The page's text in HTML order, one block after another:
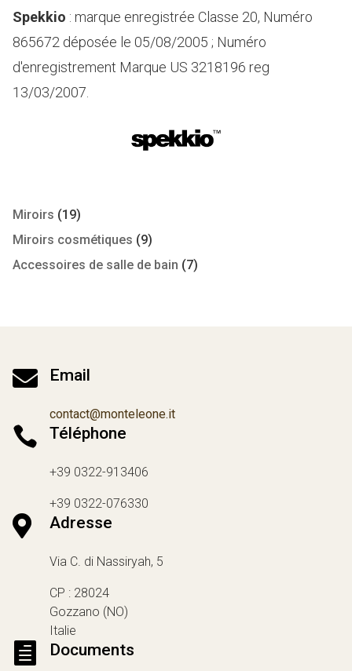
Spekkio : marque enregistrée Classe 20, Numéro
865672 déposée le 05/08/2005 ; Numéro
d'enregistrement Marque US 3218196 reg
13/03/2007.
Miroirs (19)
Miroirs cosmétiques (9)
Accessoires de salle de bain (7)
 Email
contact@monteleone.it
 Téléphone
+39 0322-913406
+39 0322-076330
 Adresse
Via C. di Nassiryah, 5
CP : 28024
Gozzano (NO)
Italie
 Documents